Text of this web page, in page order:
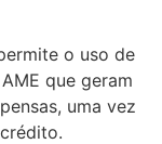
o uso de
que geram
uma vez